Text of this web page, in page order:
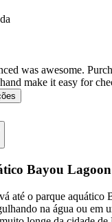
was awesome.
make it easy for
Bayou Lagoon
até o parque aquático
na água ou em